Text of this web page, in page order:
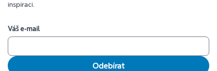
inspiraci.
Váš e-mail
Odebírat